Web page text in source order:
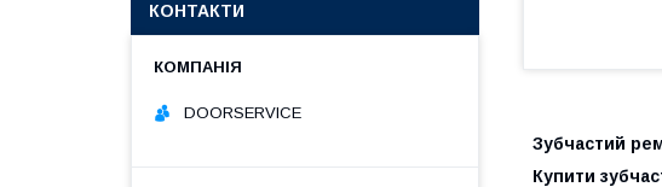
Зубчастий
Купити
КОНТАКТИ
DOORSERVICE